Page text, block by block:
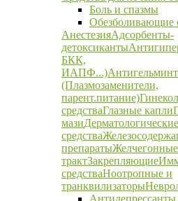
Боль и спазмы
Обезболивающие
АнестезияАдсорбенты-
детоксиканты
БКК,
ИАПФ...)
(Плазмозаменители,
парент.питание)
средстваГлазные капли
мазиДерматологические
средства
препаратыЖелчегонные
трактЗакрепляющие
средстваНоотропные и
транквилизаторы